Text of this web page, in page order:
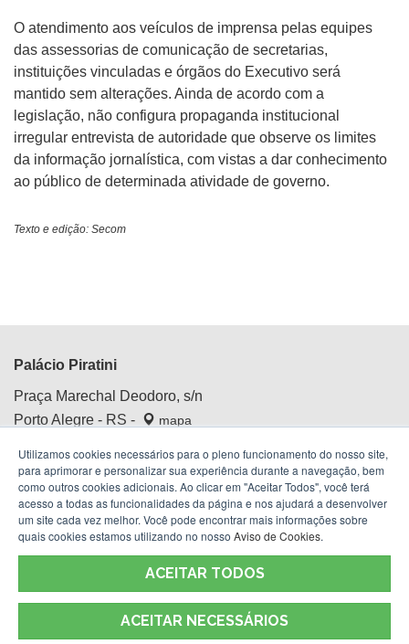
O atendimento aos veículos de imprensa pelas equipes
das assessorias de comunicação de secretarias,
instituições vinculadas e órgãos do Executivo será
mantido sem alterações. Ainda de acordo com a
legislação, não configura propaganda institucional
irregular entrevista de autoridade que observe os limites
da informação jornalística, com vistas a dar conhecimento
ao público de determinada atividade de governo.
Texto e edição: Secom
Palácio Piratini
Praça Marechal Deodoro, s/n
Porto Alegre - RS -
mapa
Fone:(51) 3210.4100
Termos de Uso
Utilizamos cookies necessários para o pleno funcionamento do nosso site,
para aprimorar e personalizar sua experiência durante a navegação, bem
como outros cookies adicionais. Ao clicar em "Aceitar Todos", você terá
acesso a todas as funcionalidades da página e nos ajudará a desenvolver
um site cada vez melhor. Você pode encontrar mais informações sobre
quais cookies estamos utilizando no nosso Aviso de Cookies.
ACEITAR TODOS
ACEITAR NECESSÁRIOS